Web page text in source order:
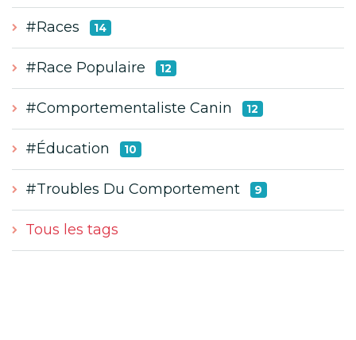
#Races 14
#Race Populaire 12
#Comportementaliste Canin 12
#Éducation 10
#Troubles Du Comportement 9
Tous les tags